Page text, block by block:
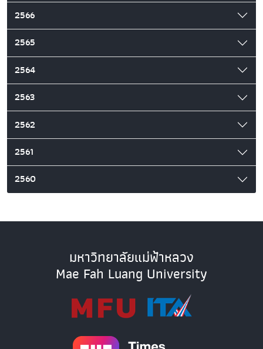
2566
2565
2564
2563
2562
2561
2560
มหาวิทยาลัยแม่ฟ้าหลวง
Mae Fah Luang University